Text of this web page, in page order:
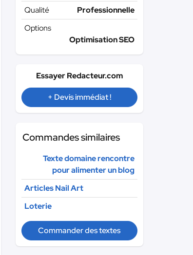
Qualité
Professionnelle
Options
Optimisation SEO
Essayer Redacteur.com
+ Devis immédiat !
Commandes similaires
Texte domaine rencontre
pour alimenter un blog
Articles Nail Art
Loterie
Commander des textes